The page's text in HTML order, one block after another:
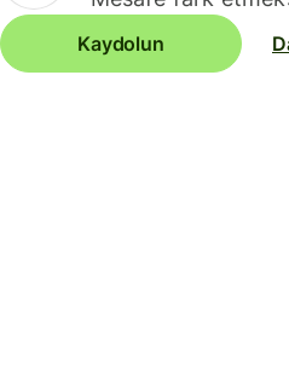
Kaydolun